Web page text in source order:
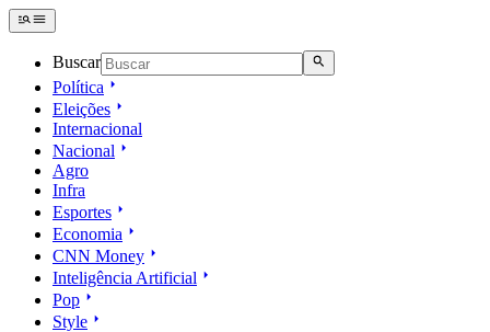
Buscar
Política
Eleições
Internacional
Nacional
Agro
Infra
Esportes
Economia
CNN Money
Inteligência Artificial
Pop
Style